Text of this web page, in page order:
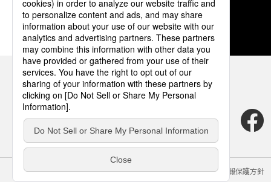
サイトのご利用にあたって クッキーポリシー 個人情報保護方針